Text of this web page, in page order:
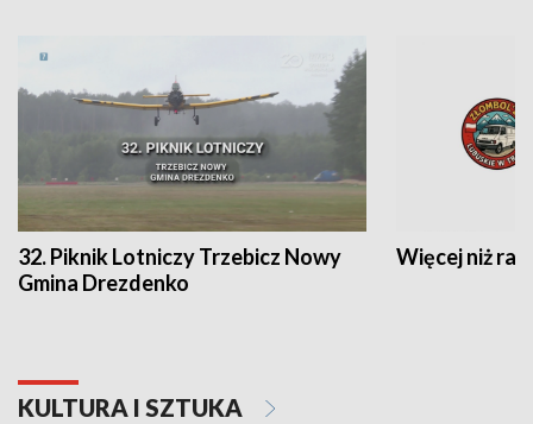
32. Piknik Lotniczy Trzebicz Nowy
Gmina Drezdenko
Więcej niż rajd
KULTURA I SZTUKA